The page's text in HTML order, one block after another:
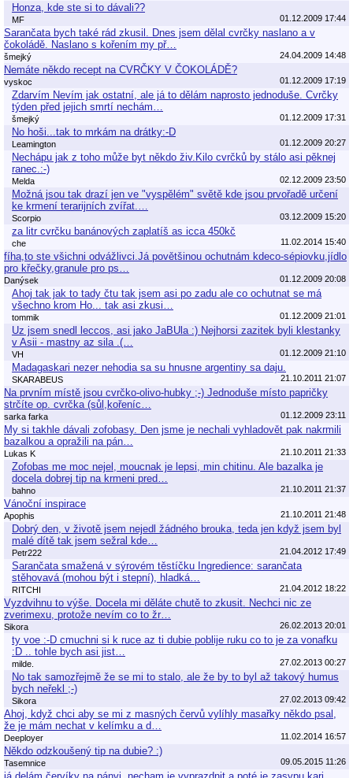
Honza, kde ste si to dávali??
MF 01.12.2009 17:44
Sarančata bych také rád zkusil. Dnes jsem dělal cvrčky naslano a v
čokoládě. Naslano s kořením my př…
šmejký 24.04.2009 14:48
Nemáte někdo recept na CVRČKY V ČOKOLÁDĚ?
vyskoc 01.12.2009 17:19
Zdarvím Nevím jak ostatní, ale já to dělám naprosto jednoduše. Cvrčky
týden před jejich smrtí nechám…
šmejký 01.12.2009 17:31
No hoši...tak to mrkám na drátky:-D
Leamington 01.12.2009 20:27
Nechápu jak z toho může byt někdo živ.Kilo cvrčků by stálo asi pěknej
ranec.:-)
Melda 02.12.2009 23:50
Možná jsou tak drazí jen ve "vyspělém" světě kde jsou prvořadě určení
ke krmení terarijních zvířat.…
Scorpio 03.12.2009 15:20
za litr cvrčku banánových zaplatíš as icca 450kč
che 11.02.2014 15:40
fíha,to ste všichni odvážlivci.Já povětšinou ochutnám kdeco-sépiovku,jídlo
pro křečky,granule pro ps…
Danýsek 01.12.2009 20:08
Ahoj tak jak to tady čtu tak jsem asi po zadu ale co ochutnat se má
všechno krom Ho... tak asi zkusi…
tommik 01.12.2009 21:01
Uz jsem snedl leccos, asi jako JaBUla :) Nejhorsi zazitek byli klestanky
v Asii - mastny az sila .(…
VH 01.12.2009 21:10
Madagaskari nezer nehodia sa su hnusne argentiny sa daju.
SKARABEUS 21.10.2011 21:07
Na prvním místě jsou cvrčko-olivo-hubky ;-) Jednoduše místo papričky
strčíte op. cvrčka (sůl,kořeníc…
sarka farka 01.12.2009 23:11
My si takhle dávali zofobasy. Den jsme je nechali vyhladovět pak nakrmili
bazalkou a opražili na pán…
Lukas K 21.10.2011 21:33
Zofobas me moc nejel, moucnak je lepsi, min chitinu. Ale bazalka je
docela dobrej tip na krmeni pred…
bahno 21.10.2011 21:37
Vánoční inspirace
Apophis 21.10.2011 21:48
Dobrý den, v životě jsem nejedl žádného brouka, teda jen když jsem byl
malé dítě tak jsem sežral kde…
Petr222 21.04.2012 17:49
Sarančata smažená v sýrovém těstíčku Ingredience: sarančata
stěhovavá (mohou být i stepní), hladká…
RITCHI 21.04.2012 18:22
Vyzdvihnu to výše. Docela mi děláte chutě to zkusit. Nechci nic ze
zverimexu, protože nevím co to žr…
Sikora 26.02.2013 20:01
ty voe :-D cmuchni si k ruce az ti dubie poblije ruku co to je za vonafku
:D .. tohle bych asi jist…
milde. 27.02.2013 00:27
No tak samozřejmě že se mi to stalo, ale že by to byl až takový humus
bych neřekl ;-)
Sikora 27.02.2013 09:42
Ahoj, když chci aby se mi z masných červů vylíhly masařky někdo psal,
že je mám nechat v kelímku a d…
Deeployer 11.02.2014 16:57
Někdo odzkoušený tip na dubie? :)
Tasemnice 09.05.2015 11:26